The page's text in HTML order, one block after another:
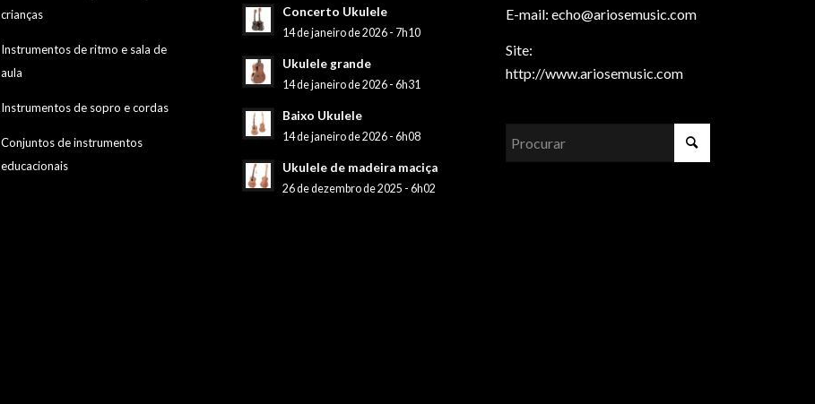
crianças
Instrumentos de ritmo e sala de
aula
Instrumentos de sopro e cordas
Conjuntos de instrumentos
educacionais
Concerto Ukulele
14 de janeiro de 2026 - 7h10
Ukulele grande
14 de janeiro de 2026 - 6h31
Baixo Ukulele
14 de janeiro de 2026 - 6h08
Ukulele de madeira maciça
26 de dezembro de 2025 - 6h02
E-mail: echo@ariosemusic.com
Site:
http://www.ariosemusic.com